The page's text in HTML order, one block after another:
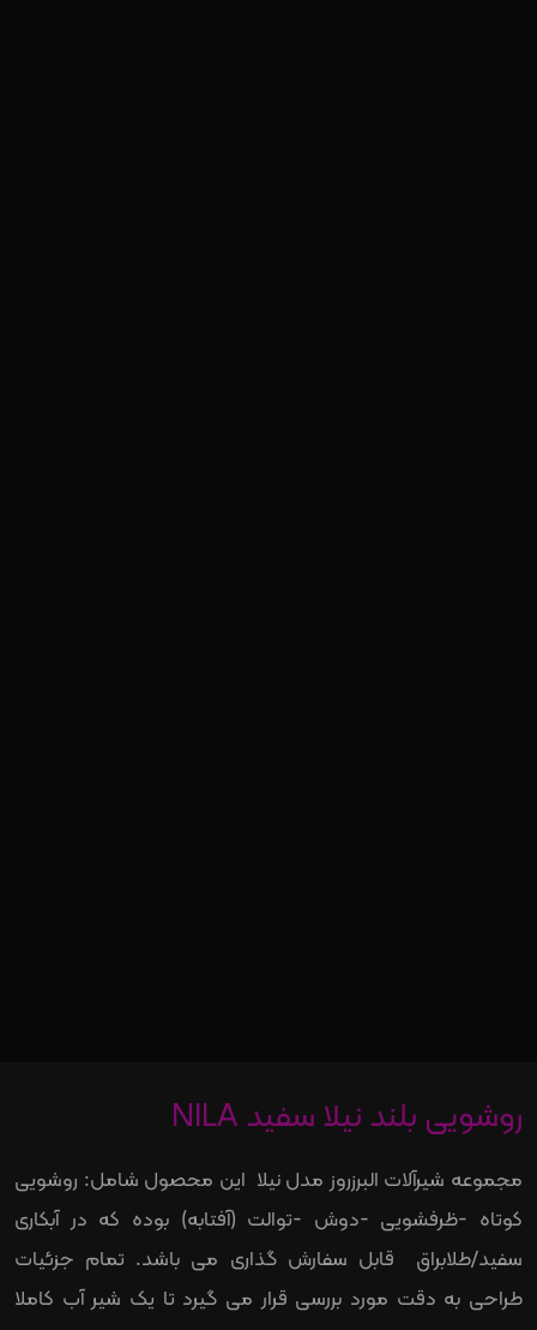
روشویی بلند نیلا سفید NILA
مجموعه شیرآلات البرزروز مدل نیلا این محصول شامل: روشویی
کوتاه -ظرفشویی -دوش -توالت (آفتابه) بوده که در آبکاری
سفید/طلابراق قابل سفارش گذاری می باشد. تمام جزئیات
طراحی به دقت مورد بررسی قرار می گیرد تا یک شیر آب کاملا